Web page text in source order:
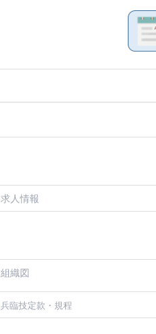
求人情報
組織図
兵臨技定款・規程